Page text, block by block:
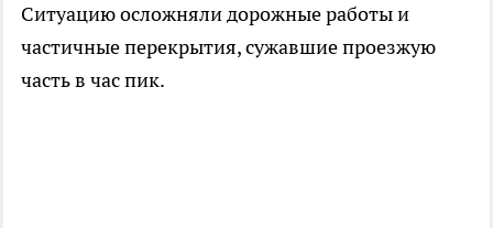
Ситуацию осложняли дорожные работы и
частичные перекрытия, сужавшие проезжую
часть в час пик.